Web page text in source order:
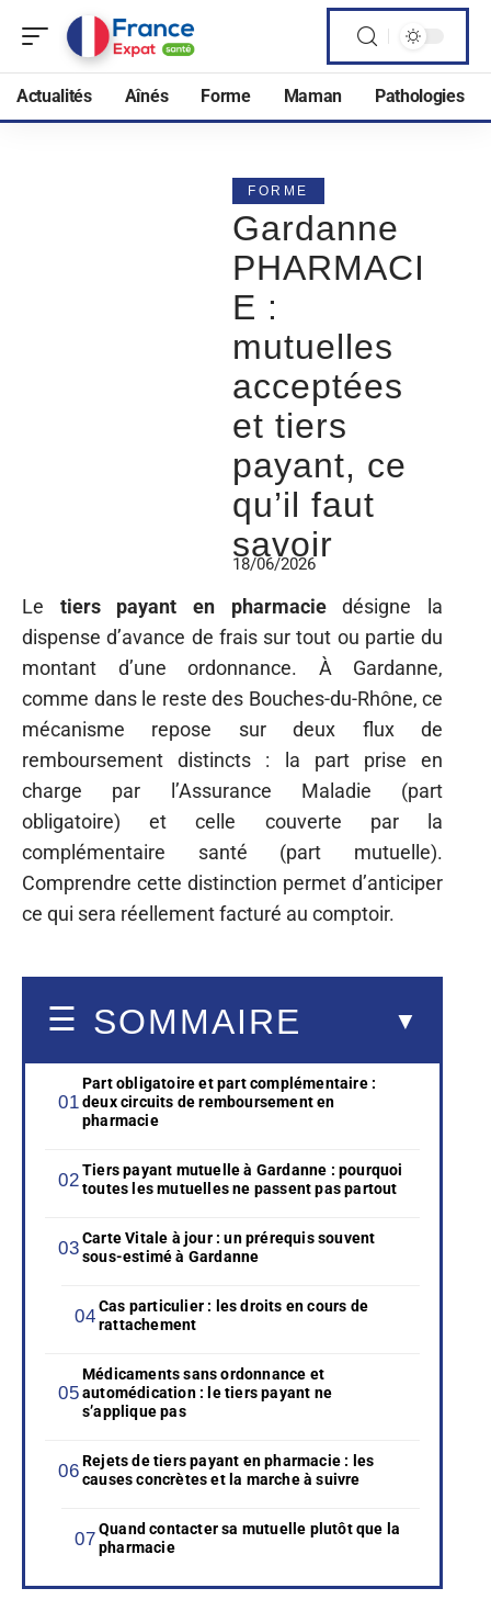
Actualités Aînés Forme Maman Pathologies
FORME
Gardanne
PHARMACI
E :
mutuelles
acceptées
et tiers
payant, ce
qu’il faut
savoir
18/06/2026
Le tiers payant en pharmaciedésigne la
dispense d’avance de frais sur tout ou partie du
montant d’une ordonnance. À Gardanne,
comme dans le reste des Bouches-du-Rhône, ce
mécanisme repose sur deux flux de
remboursement distincts : la part prise en
charge par l’Assurance Maladie (part
obligatoire) et celle couverte par la
complémentaire santé (part mutuelle).
Comprendre cette distinction permet d’anticiper
ce qui sera réellement facturé au comptoir.
SOMMAIRE
Part obligatoire et part complémentaire :
deux circuits de remboursement en
pharmacie
Tiers payant mutuelle à Gardanne : pourquoi
toutes les mutuelles ne passent pas partout
Carte Vitale à jour : un prérequis souvent
sous-estimé à Gardanne
Cas particulier : les droits en cours de
rattachement
Médicaments sans ordonnance et
automédication : le tiers payant ne
s’applique pas
Rejets de tiers payant en pharmacie : les
causes concrètes et la marche à suivre
Quand contacter sa mutuelle plutôt que la
pharmacie